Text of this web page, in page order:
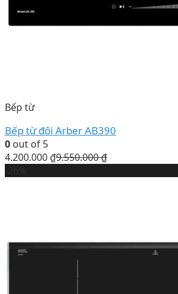
Bếp từ
Bếp từ đôi Arber AB390
0 out of 5
4.200.000 ₫9.550.000₫